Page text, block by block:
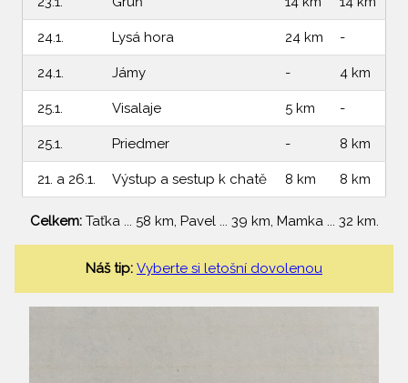
24.1. Lysá hora 24 km -
24.1. Jámy - 4 km
25.1. Visalaje 5 km -
25.1. Priedmer - 8 km
21. a 26.1. Výstup a sestup k chatě 8 km 8 km
Celkem:Taťka ... 58 km, Pavel ... 39 km, Mamka ... 32 km.
Náš tip: Vyberte si letošní dovolenou